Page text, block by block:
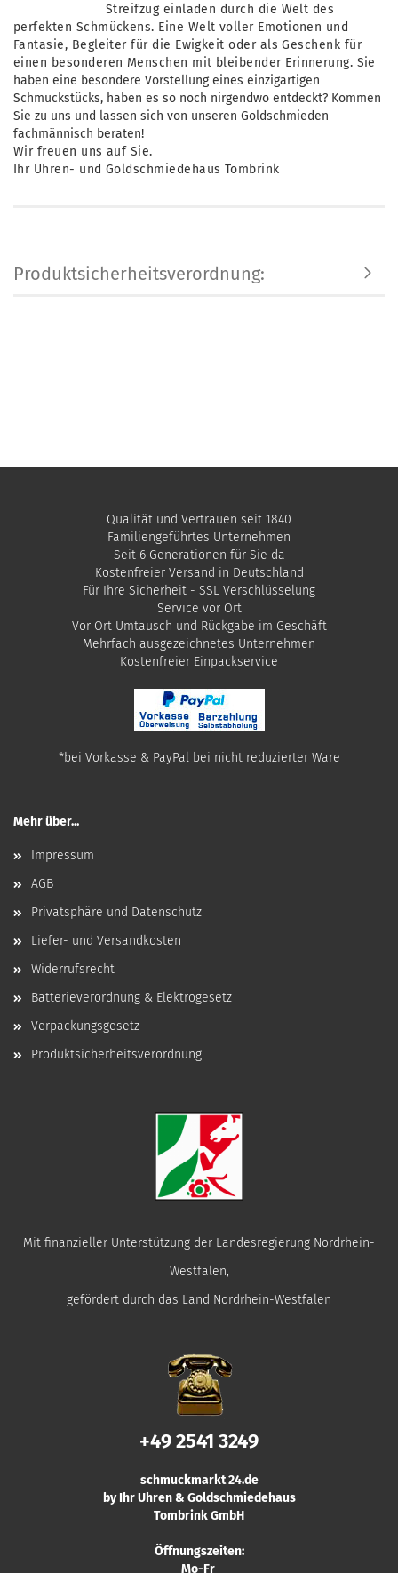
Streifzug einladen durch die Welt des
perfekten Schmückens. Eine Welt voller Emotionen und
Fantasie, Begleiter für die Ewigkeit oder als Geschenk für
einen besonderen Menschen mit bleibenderErinnerung. Sie
haben eine besondere Vorstellung eines einzigartigen
Schmuckstücks, haben es so noch nirgendwo entdeckt? Kommen
Sie zu uns und lassen sich von unseren Goldschmieden
fachmännisch beraten!
Wir freuen uns auf Sie.
Ihr Uhren- und Goldschmiedehaus Tombrink
Produktsicherheitsverordnung:
Qualität und Vertrauen seit 1840
Familiengeführtes Unternehmen
Seit 6 Generationen für Sie da
Kostenfreier Versand in Deutschland
Für Ihre Sicherheit - SSL Verschlüsselung
Service vor Ort
Vor Ort Umtausch und Rückgabe im Geschäft
Mehrfach ausgezeichnetes Unternehmen
​Kostenfreier Einpackservice
*bei Vorkasse & PayPal bei nicht reduzierter Ware
Mehr über...
Impressum
AGB
Privatsphäre und Datenschutz
Liefer- und Versandkosten
Widerrufsrecht
Batterieverordnung & Elektrogesetz
Verpackungsgesetz
Produktsicherheitsverordnung
Mit finanzieller Unterstützung der Landesregierung Nordrhein-
Westfalen,
gefördert durch das Land Nordrhein-Westfalen
+49 2541 3249
schmuckmarkt 24.de
by Ihr Uhren & Goldschmiedehaus
Tombrink GmbH
Öffnungszeiten:
Mo-Fr